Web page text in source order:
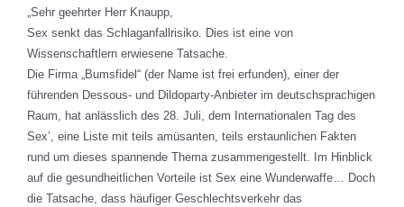
„Sehr geehrter Herr Knaupp,
Sex senkt das Schlaganfallrisiko. Dies ist eine von
Wissenschaftlern erwiesene Tatsache.
Die Firma „Bumsfidel“ (der Name ist frei erfunden), einer der
führenden Dessous- und Dildoparty-Anbieter im deutschsprachigen
Raum, hat anlässlich des 28. Juli, dem Internationalen Tag des
Sex’, eine Liste mit teils amüsanten, teils erstaunlichen Fakten
rund um dieses spannende Thema zusammengestellt. Im Hinblick
auf die gesundheitlichen Vorteile ist Sex eine Wunderwaffe… Doch
die Tatsache, dass häufiger Geschlechtsverkehr das